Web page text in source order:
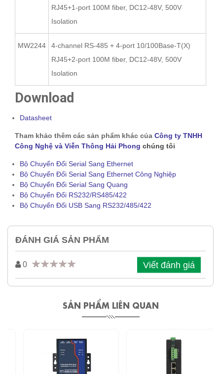
RJ45+1-port 100M fiber, DC12-48V, 500V
Isolation
MW2244
4-channel RS-485 + 4-port 10/100Base-T(X)
RJ45+2-port 100M fiber, DC12-48V, 500V
Isolation
Download
Datasheet
Tham khảo thêm các sản phẩm khác của Công ty TNHH
Công Nghệ và Viễn Thông Hải Phong chúng tôi
Bộ Chuyển Đổi Serial Sang Ethernet
Bộ Chuyển Đổi Serial Sang Ethernet Công Nghiệp
Bộ Chuyển Đổi Serial Sang Quang
Bộ Chuyển Đổi RS232/RS485/422
Bộ Chuyển Đổi USB Sang RS232/485/422
ĐÁNH GIÁ SẢN PHẨM
0 Viết đánh giá
SẢN PHẨM LIÊN QUAN